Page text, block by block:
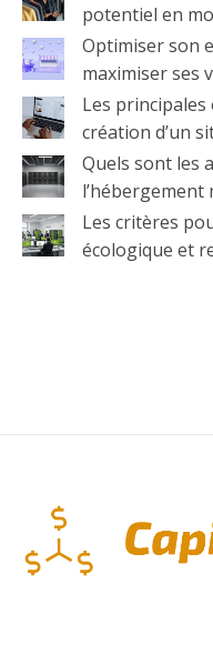
potentiel en
Optimiser son
maximiser ses
Les
création d’un
Quels sont les
l’hébergement
Les critères
écologique et